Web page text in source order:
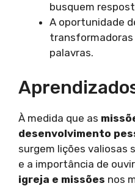
busquem
A oportunidade
transformadoras
palavras.
À medida que as
desenvolvimento
surgem lições valiosas
e a importância de
igreja e missões nos